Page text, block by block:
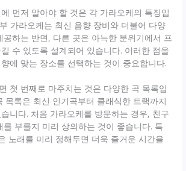
먼저 알아야 할 것은 각 가라오케의 특징입
가라오케는 최신 음향 장비와 더불어 다양
공하는 반면, 다른 곳은 아늑한 분위기에서 프
수 있도록 설계되어 있습니다. 이러한 점을
에 맞는 장소를 선택하는 것이 중요합니다.
첫 번째로 마주치는 것은 다양한 곡 목록입
목록은 최신 인기곡부터 클래식한 트랙까지
니다. 처음 가라오케를 방문하는 경우, 친구
를 부를지 미리 상의하는 것이 좋습니다. 특
노래를 미리 정해두면 더욱 즐거운 시간을